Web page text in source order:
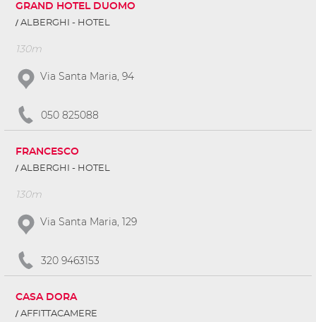
GRAND HOTEL DUOMO
ALBERGHI - HOTEL
130m
Via Santa Maria, 94
050 825088
FRANCESCO
ALBERGHI - HOTEL
130m
Via Santa Maria, 129
320 9463153
CASA DORA
AFFITTACAMERE